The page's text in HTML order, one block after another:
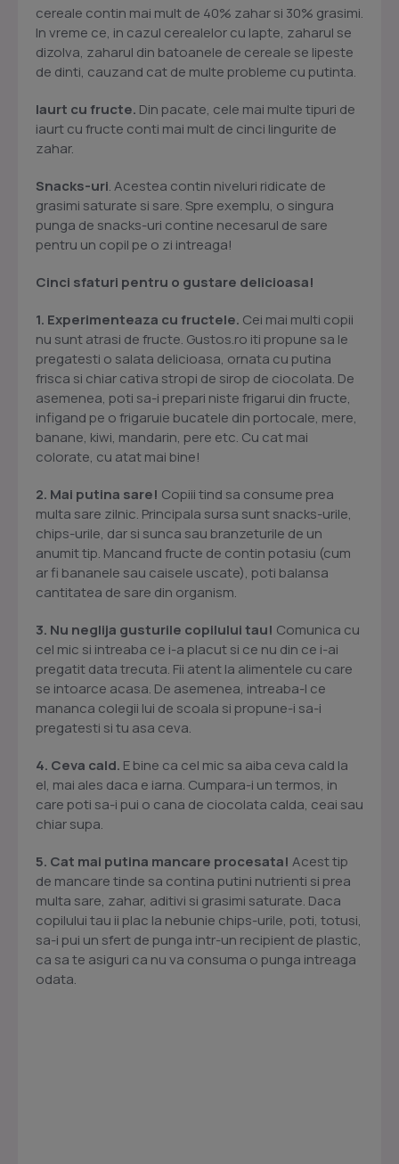
cereale contin mai mult de 40% zahar si 30% grasimi.
In vreme ce, in cazul cerealelor cu lapte, zaharul se
dizolva, zaharul din batoanele de cereale se lipeste
de dinti, cauzand cat de multe probleme cu putinta.
Iaurt cu fructe. Din pacate, cele mai multe tipuri de
iaurt cu fructe conti mai mult de cinci lingurite de
zahar.
Snacks-uri. Acestea contin niveluri ridicate de
grasimi saturate si sare. Spre exemplu, o singura
punga de snacks-uri contine necesarul de sare
pentru un copil pe o zi intreaga!
Cinci sfaturi pentru o gustare delicioasa!
1. Experimenteaza cu fructele. Cei mai multi copii
nu sunt atrasi de fructe. Gustos.ro iti propune sa le
pregatesti o salata delicioasa, ornata cu putina
frisca si chiar cativa stropi de sirop de ciocolata. De
asemenea, poti sa-i prepari niste frigarui din fructe,
infigand pe o frigaruie bucatele din portocale, mere,
banane, kiwi, mandarin, pere etc. Cu cat mai
colorate, cu atat mai bine!
2. Mai putina sare! Copiii tind sa consume prea
multa sare zilnic. Principala sursa sunt snacks-urile,
chips-urile, dar si sunca sau branzeturile de un
anumit tip. Mancand fructe de contin potasiu (cum
ar fi bananele sau caisele uscate), poti balansa
cantitatea de sare din organism.
3. Nu neglija gusturile copilului tau! Comunica cu
cel mic si intreaba ce i-a placut si ce nu din ce i-ai
pregatit data trecuta. Fii atent la alimentele cu care
se intoarce acasa. De asemenea, intreaba-l ce
mananca colegii lui de scoala si propune-i sa-i
pregatesti si tu asa ceva.
4. Ceva cald. E bine ca cel mic sa aiba ceva cald la
el, mai ales daca e iarna. Cumpara-i un termos, in
care poti sa-i pui o cana de ciocolata calda, ceai sau
chiar supa.
5. Cat mai putina mancare procesata! Acest tip
de mancare tinde sa contina putini nutrienti si prea
multa sare, zahar, aditivi si grasimi saturate. Daca
copilului tau ii plac la nebunie chips-urile, poti, totusi,
sa-i pui un sfert de punga intr-un recipient de plastic,
ca sa te asiguri ca nu va consuma o punga intreaga
odata.